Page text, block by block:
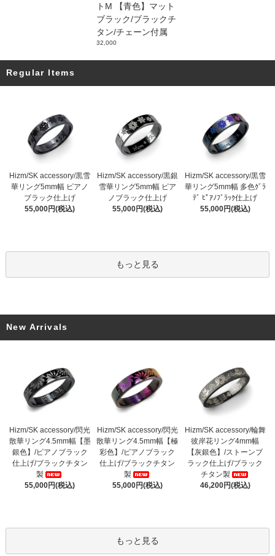
トM 【青色】マット
ブラック/ブラックチ
タン/チェーン付属
32,000
Regular Items
Hizm/SK accessory/黒雪
華リング5mm幅 ピアノ
ブラック仕上げ
55,000円(税込)
Hizm/SK accessory/黒銀
雪華リング5mm幅 ピア
ノブラック仕上げ
55,000円(税込)
Hizm/SK accessory/黒雪
華リング5mm幅 多色ｸﾞﾗ
ﾃﾞ ﾋﾟｱﾉﾌﾞﾗｯｸ仕上げ
55,000円(税込)
もっと見る
New Arrivals
Hizm/SK accessory/閃光
散華リング4.5mm幅【墨
銀色】/ピアノブラック
仕上げ/ブラックチタン
製
55,000円(税込)
Hizm/SK accessory/閃光
散華リング4.5mm幅【極
彩色】/ピアノブラック
仕上げ/ブラックチタン
製
55,000円(税込)
Hizm/SK accessory/輪舞
彼岸花リング4mm幅
【灰銀色】/ストーンブ
ラック仕上げ/ブラック
チタン製
46,200円(税込)
もっと見る